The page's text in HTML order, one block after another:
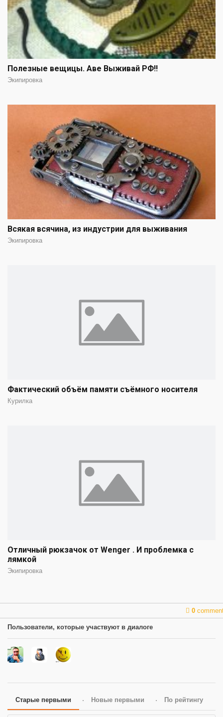
Полезные вещицы. Аве Выживай РФ!!
Экипировка
Всякая всячина, из индустрии для выживания
Экипировка
Фактический объём памяти съёмного носителя
Курилка
Отличный рюкзачок от Wenger . И проблемка с
лямкой
Экипировка
0
Пользователи, которые участвуют в диалоге
Старые первыми Новые первыми По рейтингу